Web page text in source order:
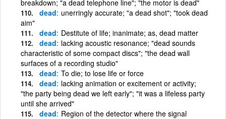
breakdown; "a dead telephone line"; "the motor is dead"
dead unerringly accurate; "a dead shot"; "took dead
aim"
dead Destitute of life; inanimate; as, dead matter
dead lacking acoustic resonance; "dead sounds
characteristic of some compact discs"; "the dead wall
surfaces of a recording studio"
dead To die; to lose life or force
dead lacking animation or excitement or activity;
"the party being dead we left early"; "it was a lifeless party
until she arrived"
dead Region of the detector where the signal